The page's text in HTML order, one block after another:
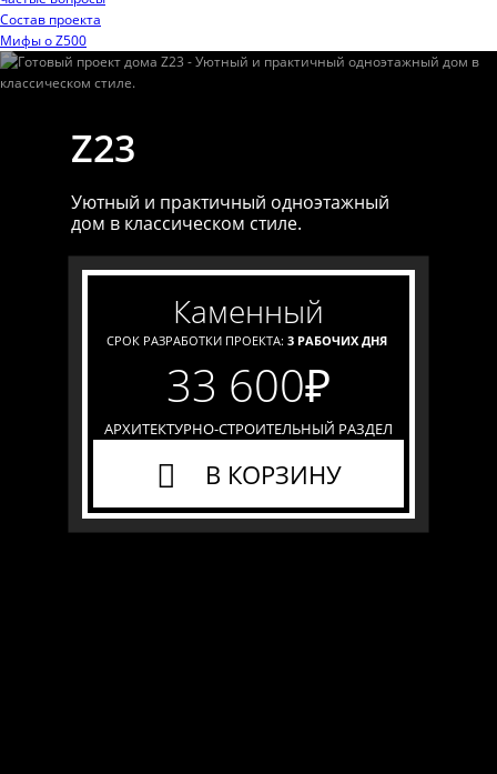
Состав проекта
Мифы o Z500
Z23
Уютный и практичный одноэтажный
дом в классическом стиле.
каменный
СРОК РАЗРАБОТКИ ПРОЕКТА: 3 РАБОЧИХ ДНЯ
33 600₽
АРХИТЕКТУРНО-СТРОИТЕЛЬНЫЙ РАЗДЕЛ
В КОРЗИНУ